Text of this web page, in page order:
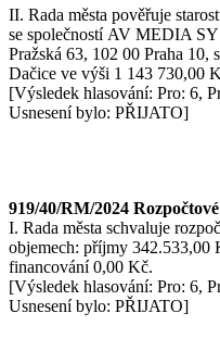
II. Rada města pověřuje
se společností AV MEDIA
Pražská 63, 102 00 Praha
Dačice ve výši 1 143 730,00
[Výsledek hlasování: Pro: 6,
Usnesení bylo: PŘIJATO]
919/40/RM/2024
I. Rada města schvaluje
objemech: příjmy 342.533,00
financování 0,00 Kč.
[Výsledek hlasování: Pro: 6,
Usnesení bylo: PŘIJATO]